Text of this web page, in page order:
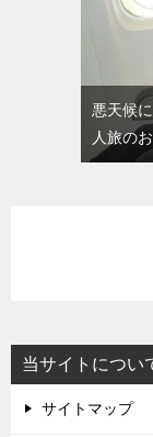
悪天候
人旅の
当サイトについ
サイトマップ